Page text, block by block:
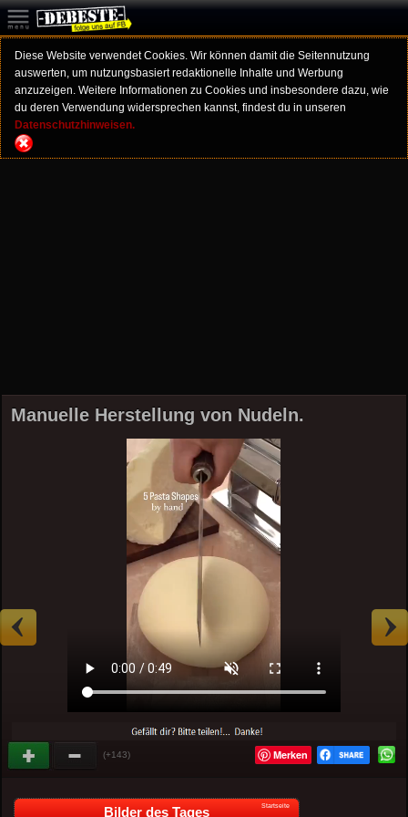
Diese Website verwendet Cookies. Wir können damit die Seitennutzung
auswerten, um nutzungsbasiert redaktionelle Inhalte und Werbung
anzuzeigen. Weitere Informationen zu Cookies und insbesondere dazu, wie
du deren Verwendung widersprechen kannst, findest du in unseren
Datenschutzhinweisen.
Manuelle Herstellung von Nudeln.
(+143) Merken
Bilder des Tages Startseite